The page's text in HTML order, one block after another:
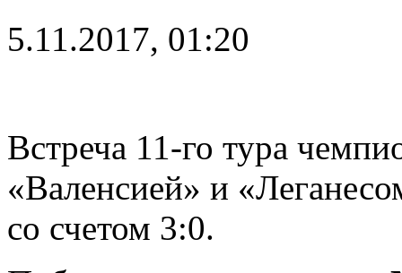
5.11.2017, 01:20
Встреча 11-го тура
«Валенсией» и
со счетом 3:0.